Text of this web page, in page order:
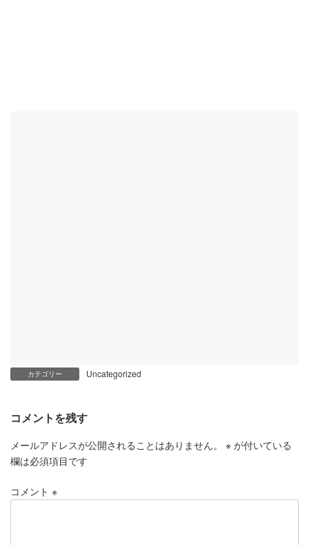
カテゴリー Uncategorized
コメントを残す
メールアドレスが公開されることはありません。 ※ が付いている
欄は必須項目です
コメント ※